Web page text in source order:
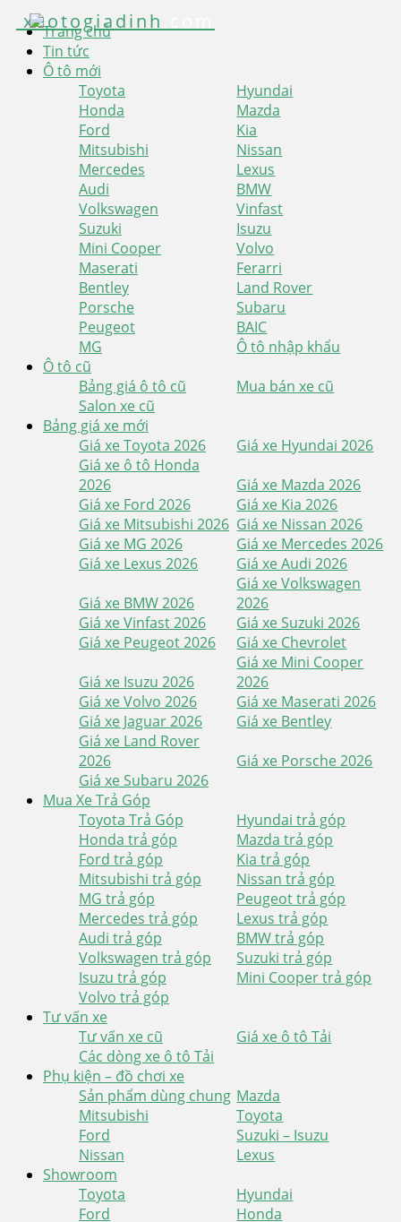
Trang chủ
Tin tức
Ô tô mới
Toyota
Hyundai
Honda
Mazda
Ford
Kia
Mitsubishi
Nissan
Mercedes
Lexus
Audi
BMW
Volkswagen
Vinfast
Suzuki
Isuzu
Mini Cooper
Volvo
Maserati
Ferarri
Bentley
Land Rover
Porsche
Subaru
Peugeot
BAIC
MG
Ô tô nhập khẩu
Ô tô cũ
Bảng giá ô tô cũ
Mua bán xe cũ
Salon xe cũ
Bảng giá xe mới
Giá xe Toyota 2026
Giá xe Hyundai 2026
Giá xe ô tô Honda
2026
Giá xe Mazda 2026
Giá xe Ford 2026
Giá xe Kia 2026
Giá xe Mitsubishi 2026 Giá xe Nissan 2026
Giá xe MG 2026
Giá xe Mercedes 2026
Giá xe Lexus 2026
Giá xe Audi 2026
Giá xe BMW 2026
Giá xe Volkswagen
2026
Giá xe Vinfast 2026
Giá xe Suzuki 2026
Giá xe Peugeot 2026
Giá xe Chevrolet
Giá xe Isuzu 2026
Giá xe Mini Cooper
2026
Giá xe Volvo 2026
Giá xe Maserati 2026
Giá xe Jaguar 2026
Giá xe Bentley
Giá xe Land Rover
2026
Giá xe Porsche 2026
Giá xe Subaru 2026
Mua Xe Trả Góp
Toyota Trả Góp
Hyundai trả góp
Honda trả góp
Mazda trả góp
Ford trả góp
Kia trả góp
Mitsubishi trả góp
Nissan trả góp
MG trả góp
Peugeot trả góp
Mercedes trả góp
Lexus trả góp
Audi trả góp
BMW trả góp
Volkswagen trả góp
Suzuki trả góp
Isuzu trả góp
Mini Cooper trả góp
Volvo trả góp
Tư vấn xe
Tư vấn xe cũ
Giá xe ô tô Tải
Các dòng xe ô tô Tải
Phụ kiện – đồ chơi xe
Sản phẩm dùng chung Mazda
Mitsubishi
Toyota
Ford
Suzuki – Isuzu
Nissan
Lexus
Showroom
Toyota
Hyundai
Ford
Honda
xeotogiadinh